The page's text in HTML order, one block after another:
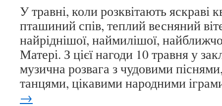
У травні, коли розквітають яскраві
пташиний спів, теплий весняний
найріднішої, наймилішої,
Матері. З цієї нагоди 10 травня у
музична розвага з чудовими
танцями, цікавими народними
→